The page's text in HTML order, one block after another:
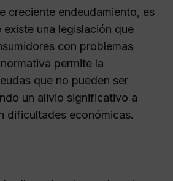
creciente endeudamiento, es
una legislación que
con problemas
permite la
que no pueden ser
un alivio significativo a
dificultades económicas.